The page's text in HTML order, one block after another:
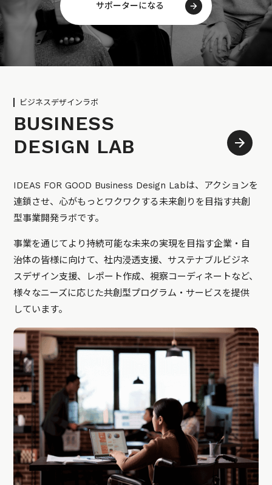
サポーターになる
ビジネスデザインラボ
BUSINESS
DESIGN LAB
IDEAS FOR GOOD Business Design Labは、アクションを
連鎖させ、心がもっとワクワクする未来創りを目指す共創
型事業開発ラボです。
事業を通じてより持続可能な未来の実現を目指す企業・自
治体の皆様に向けて、社内浸透支援、サステナブルビジネ
スデザイン支援、レポート作成、視察コーディネートなど、
様々なニーズに応じた共創型プログラム・サービスを提供
しています。